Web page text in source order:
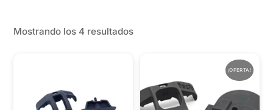
Mostrando los 4 resultadosOrdenado
¡OFERTA!